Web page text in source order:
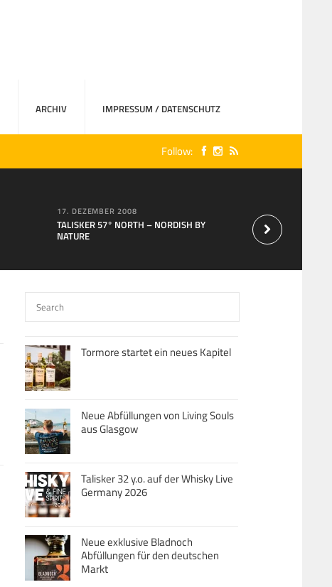
ARCHIV IMPRESSUM / DATENSCHUTZ
Follow:
17. DEZEMBER 2008
TALISKER 57° NORTH – NORDISH BY
NATURE
Neu bei MaxXium:
Tormore startet ein neues Kapitel
Neue Abfüllungen von Living Souls
aus Glasgow
Talisker 32 y.o. auf der Whisky Live
Germany 2026
Neue exklusive Bladnoch
Abfüllungen für den deutschen
Markt